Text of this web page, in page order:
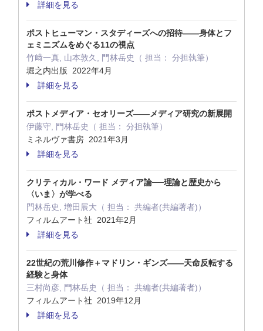
詳細を見る
ポストヒューマン・スタディーズへの招待——身体とフ
ェミニズムをめぐる11の視点
竹﨑一真, 山本敦久, 門林岳史（ 担当： 分担執筆）
堀之内出版 2022年4月
詳細を見る
ポストメディア・セオリーズ——メディア研究の新展開
伊藤守, 門林岳史（ 担当： 分担執筆）
ミネルヴァ書房 2021年3月
詳細を見る
クリティカル・ワード メディア論──理論と歴史から
〈いま〉が学べる
門林岳史, 増田展大（ 担当： 共編者(共編著者)）
フィルムアート社 2021年2月
詳細を見る
22世紀の荒川修作＋マドリン・ギンズ——天命反転する
経験と身体
三村尚彦, 門林岳史（ 担当： 共編者(共編著者)）
フィルムアート社 2019年12月
詳細を見る